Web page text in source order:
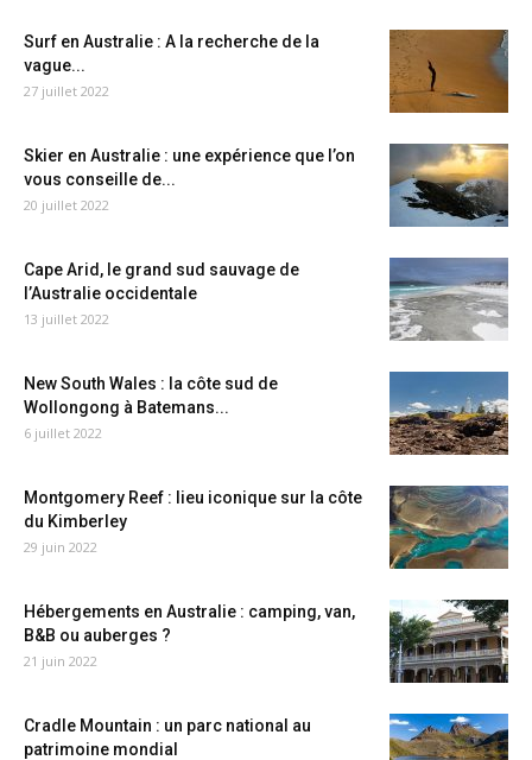
Surf en Australie : A la recherche de la
vague...
27 juillet 2022
Skier en Australie : une expérience que l’on
vous conseille de...
20 juillet 2022
Cape Arid, le grand sud sauvage de
l’Australie occidentale
13 juillet 2022
New South Wales : la côte sud de
Wollongong à Batemans...
6 juillet 2022
Montgomery Reef : lieu iconique sur la côte
du Kimberley
29 juin 2022
Hébergements en Australie : camping, van,
B&B ou auberges ?
21 juin 2022
Cradle Mountain : un parc national au
patrimoine mondial